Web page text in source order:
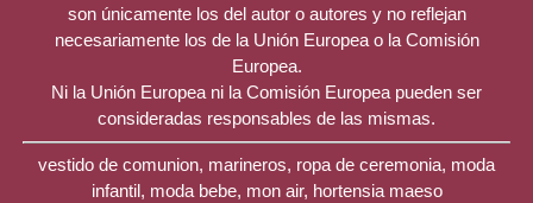
son únicamente los del autor o autores y no reflejan
necesariamente los de la Unión Europea o la Comisión
Europea.
Ni la Unión Europea ni la Comisión Europea pueden ser
consideradas responsables de las mismas.
vestido de comunion, marineros, ropa de ceremonia, moda
infantil, moda bebe, mon air, hortensia maeso